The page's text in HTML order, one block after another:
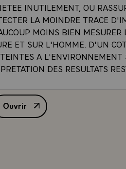
INUTILEMENT, OU
LA MOINDRE TRACE
MOINS BIEN MESURER
ET SUR L'HOMME. D'UN
A L'ENVIRONNEMENT
DES RESULTATS
LE PLUS UTILISE EST
LA VALEUR DES BIENS ET
CI ONT UN IMPACT POSITIF OU
Ouvrir
MESSAGE ADRESSE AUX